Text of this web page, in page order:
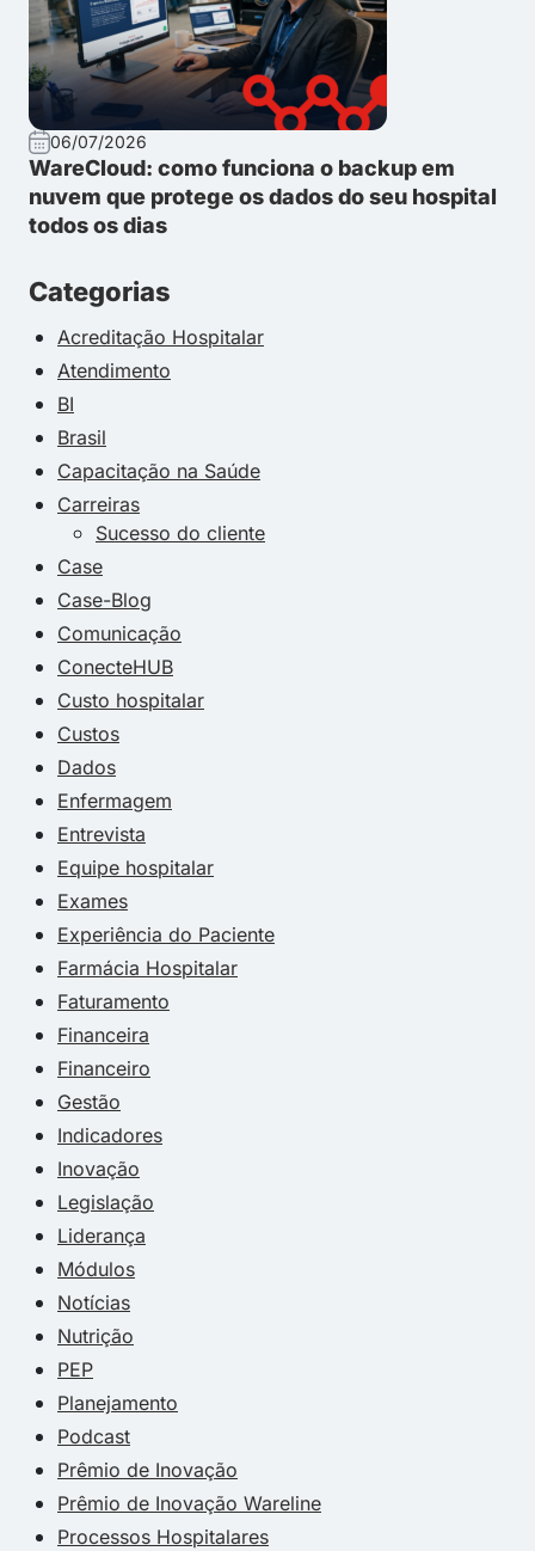
06/07/2026
WareCloud: como funciona o backup em
nuvem que protege os dados do seu hospital
todos os dias
Categorias
Acreditação Hospitalar
Atendimento
BI
Brasil
Capacitação na Saúde
Carreiras
Sucesso do cliente
Case
Case-Blog
Comunicação
ConecteHUB
Custo hospitalar
Custos
Dados
Enfermagem
Entrevista
Equipe hospitalar
Exames
Experiência do Paciente
Farmácia Hospitalar
Faturamento
Financeira
Financeiro
Gestão
Indicadores
Inovação
Legislação
Liderança
Módulos
Notícias
Nutrição
PEP
Planejamento
Podcast
Prêmio de Inovação
Prêmio de Inovação Wareline
Processos Hospitalares